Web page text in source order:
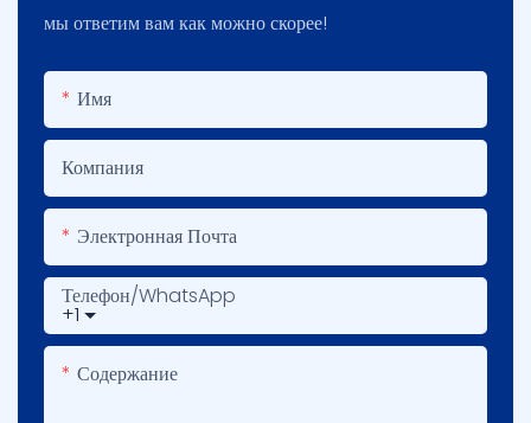
мы ответим вам как можно скорее!
Имя
Компания
Электронная Почта
+1
Телефон/WhatsApp
Содержание